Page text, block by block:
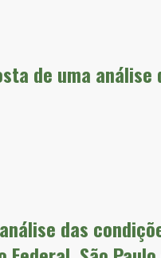
de uma análise
das